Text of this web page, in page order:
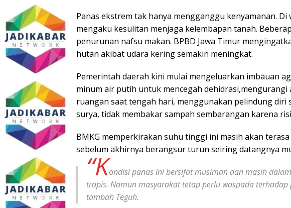
Panas ekstrem tak hanya mengganggu kenyamanan.
mengaku kesulitan menjaga kelembapan tanah.
penurunan nafsu makan. BPBD Jawa Timur
hutan akibat udara kering semakin meningkat.
Pemerintah daerah kini mulai mengeluarkan imbauan
minum air putih untuk mencegah
ruangan saat tengah hari, menggunakan pelindung
surya, tidak membakar sampah sembarangan karena
BMKG memperkirakan suhu tinggi ini masih akan
sebelum akhirnya berangsur turun seiring datangnya
“Kondisi panas ini bersifat musiman dan masih
tropis. Namun masyarakat tetap perlu waspada
tambah Teguh.